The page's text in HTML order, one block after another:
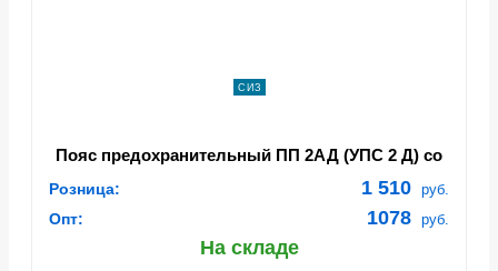
СИЗ
Пояс предохранительный ПП 2АД (УПС 2 Д) со
Розница: 1 510 руб.
Опт: 1078 руб.
На складе